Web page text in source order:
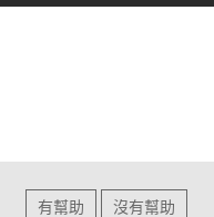
有幫助 沒有幫助